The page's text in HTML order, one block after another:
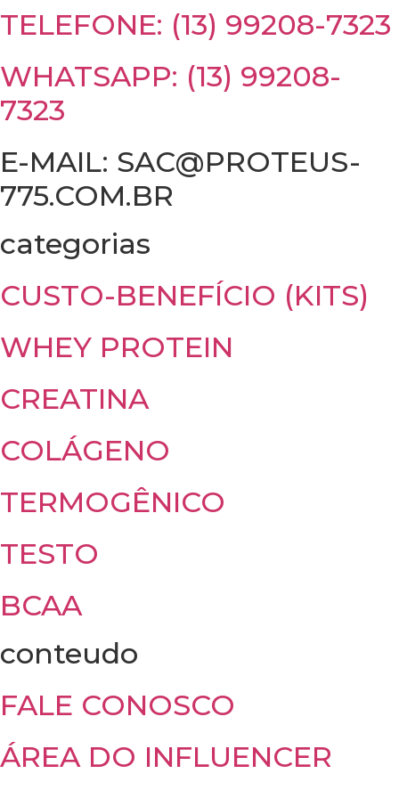
TELEFONE: (13) 99208-7323
WHATSAPP: (13) 99208-
7323
E-MAIL: SAC@PROTEUS-
775.COM.BR
categorias
CUSTO-BENEFÍCIO (KITS)
WHEY PROTEIN
CREATINA
COLÁGENO
TERMOGÊNICO
TESTO
BCAA
conteudo
FALE CONOSCO
ÁREA DO INFLUENCER